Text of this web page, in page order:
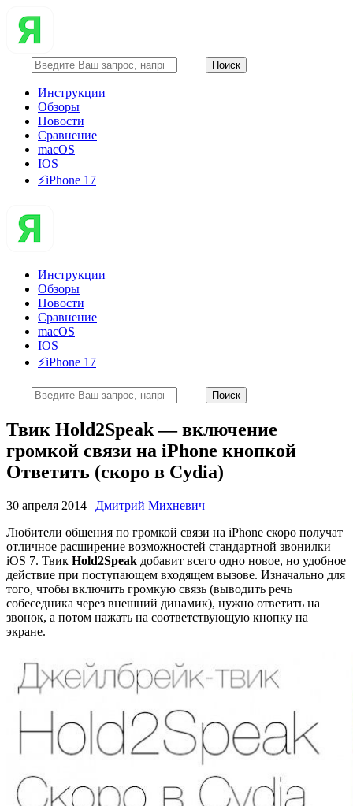
Инструкции
Обзоры
Новости
Сравнение
macOS
IOS
⚡️iPhone 17
Инструкции
Обзоры
Новости
Сравнение
macOS
IOS
⚡️iPhone 17
Твик Hold2Speak — включение
громкой связи на iPhone кнопкой
Ответить (скоро в Cydia)
30 апреля 2014 | Дмитрий Михневич
Любители общения по громкой связи на iPhone скоро получат
отличное расширение возможностей стандартной звонилки
iOS 7. Твик Hold2Speak добавит всего одно новое, но удобное
действие при поступающем входящем вызове. Изначально для
того, чтобы включить громкую связь (выводить речь
собеседника через внешний динамик), нужно ответить на
звонок, а потом нажать на соответствующую кнопку на
экране.